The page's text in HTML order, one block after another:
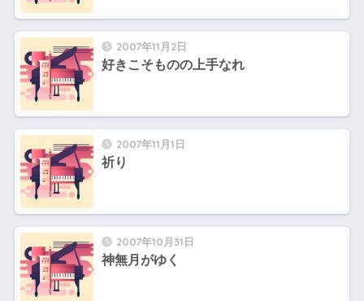
2007年11月2日
好きこそものの上手なれ
2007年11月1日
祈り
2007年10月31日
神無月がゆく